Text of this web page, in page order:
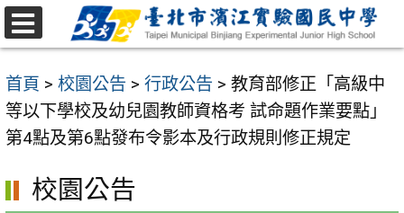
跳
至
要
內
容
首頁 > 校園公告 > 行政公告 > 教育部修正「高級中
等以下學校及幼兒園教師資格考 試命題作業要點」
第4點及第6點發布令影本及行政規則修正規定
校園公告
選
單